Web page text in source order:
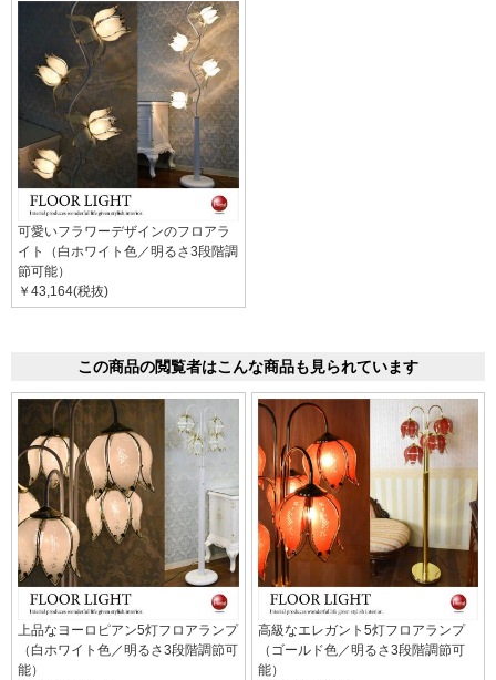
可愛いフラワーデザインのフロアラ
イト（白ホワイト色／明るさ3段階調
節可能）
￥43,164(税抜)
この商品の閲覧者はこんな商品も見られています
上品なヨーロピアン5灯フロアランプ
（白ホワイト色／明るさ3段階調節可
能）
高級なエレガント5灯フロアランプ
（ゴールド色／明るさ3段階調節可
能）